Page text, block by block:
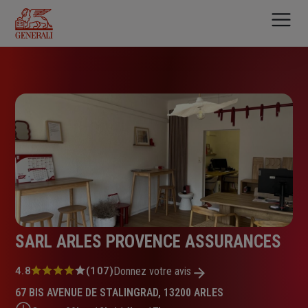
contenu
principal
SARL ARLES PROVENCE ASSURANCES
Note
4.8
4.8 (107)Donnez votre avis
67 BIS AVENUE DE STALINGRAD, 13200 ARLES